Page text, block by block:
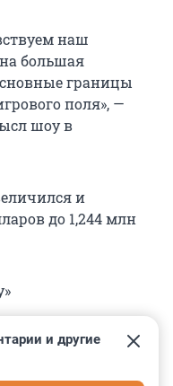
наш
большая
границы
поля», —
шоу в
и
до 1,244 млн
и другие